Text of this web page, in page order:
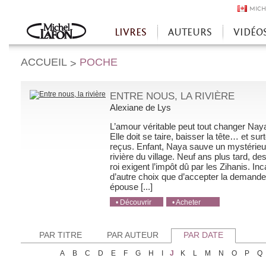
Accueil
LIVRES AUTEURS
ACCUEIL > POCHE
ENTRE NOUS, LA RIVIÈRE
Alexiane de Lys
L’amour véritable peut tout changer
Elle doit se taire, baisser la tête… et
reçus. Enfant, Naya sauve un
rivière du village. Neuf ans plus tard,
roi exigent l’impôt dû par les Zihanis.
d’autre choix que d’accepter la
épouse [...]
• Découvrir
• Acheter
PAR TITRE PAR AUTEUR PAR DATE
A B C D E F G H J K L M N O P Q